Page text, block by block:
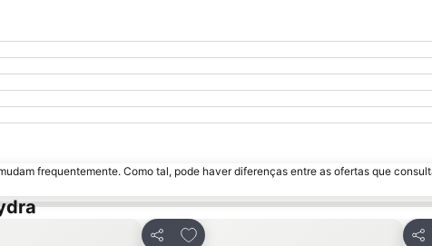
frequentemente. Como tal, pode haver diferenças entre as ofertas que
favoritos Adicionar aos favoritos